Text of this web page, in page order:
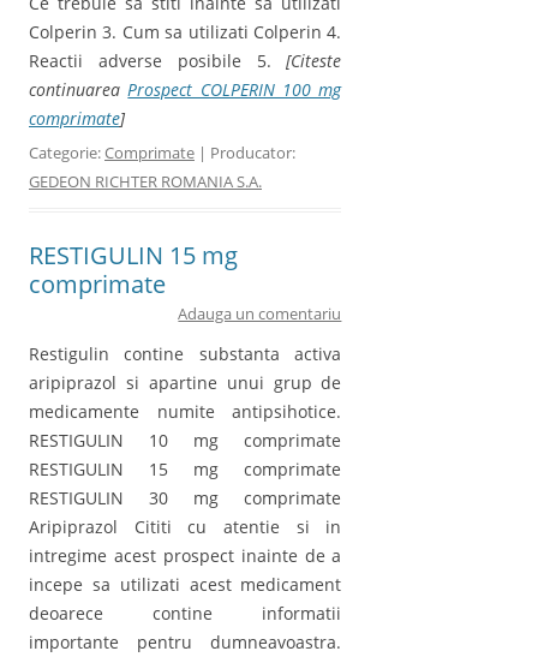
Colperin 3. Cum sa utilizati Colperin 4.
Reactii adverse posibile 5.[Citeste
continuarea Prospect COLPERIN 100 mg
comprimate]
Categorie:Comprimate | Producator:
GEDEON RICHTER ROMANIA S.A.
RESTIGULIN 15 mg
comprimate
Adauga un comentariu
Restigulin contine substanta activa
aripiprazol si apartine unui grup de
medicamente numite antipsihotice.
RESTIGULIN 10 mg comprimate
RESTIGULIN 15 mg comprimate
RESTIGULIN 30 mg comprimate
Aripiprazol Cititi cu atentie si in
intregime acest prospect inainte de a
incepe sa utilizati acest medicament
deoarece contine informatii
importante pentru dumneavoastra.